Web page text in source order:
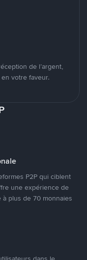
de l’argent,
votre faveur.
P2P qui ciblent
une expérience de
plus de 70 monnaies